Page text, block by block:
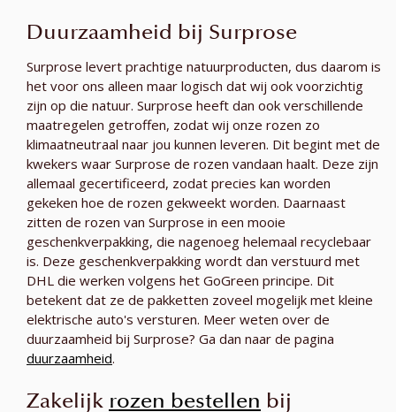
Duurzaamheid bij Surprose
Surprose levert prachtige natuurproducten, dus daarom is
het voor ons alleen maar logisch dat wij ook voorzichtig
zijn op die natuur. Surprose heeft dan ook verschillende
maatregelen getroffen, zodat wij onze rozen zo
klimaatneutraal naar jou kunnen leveren. Dit begint met de
kwekers waar Surprose de rozen vandaan haalt. Deze zijn
allemaal gecertificeerd, zodat precies kan worden
gekeken hoe de rozen gekweekt worden. Daarnaast
zitten de rozen van Surprose in een mooie
geschenkverpakking, die nagenoeg helemaal recyclebaar
is. Deze geschenkverpakking wordt dan verstuurd met
DHL die werken volgens het GoGreen principe. Dit
betekent dat ze de pakketten zoveel mogelijk met kleine
elektrische auto's versturen. Meer weten over de
duurzaamheid bij Surprose? Ga dan naar de pagina
duurzaamheid.
Zakelijk rozen bestellen bij